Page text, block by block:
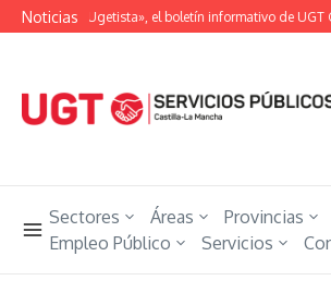
Saltar al contenido
Noticias
«Unión Ugetista», el boletín informativo de
Sectores Áreas
Provincias
Empleo Público
Servicios